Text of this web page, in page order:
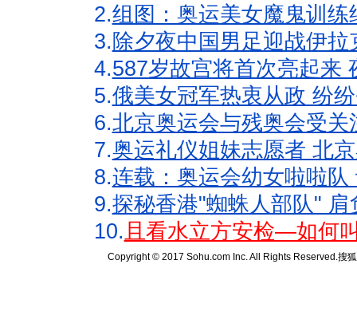
2.组图：奥运美女魔鬼训
3. 除夕夜中国男足迎战伊
4.587岁故宫将首次亮起来
5.俄美女冠军热衷从政 纷
6.北京奥运会与残奥会受
7.奥运礼仪姐妹志愿者 北
8.连载：奥运会幼女啦啦
9.探秘香港"蜘蛛人部队"
10.且看水立方安检—如何
Copyright © 2017 Sohu.com Inc. All Rights Reserved.搜